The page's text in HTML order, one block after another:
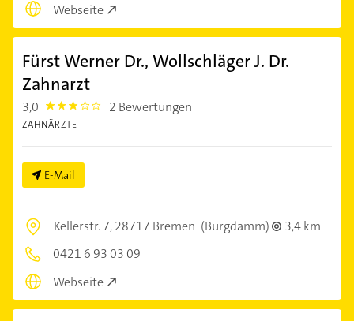
Webseite
Fürst Werner Dr., Wollschläger J. Dr.
Zahnarzt
3,0 3.0 2 Bewertungen
ZAHNÄRZTE
E-Mail
Kellerstr. 7,28717 Bremen (Burgdamm)
3,4 km
0421 6 93 03 09
Webseite